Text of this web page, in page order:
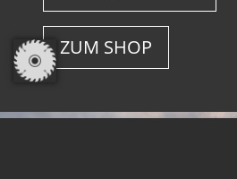
ZUM SHOP